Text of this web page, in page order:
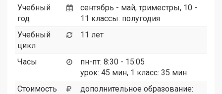
Учебный
год
сентябрь - май, триместры, 10 -
11 классы: полугодия
Учебный
цикл
11 лет
Часы
пн-пт: 8:30 - 15:05
урок: 45 мин, 1 класс: 35 мин
Стоимость
дополнительное образование: